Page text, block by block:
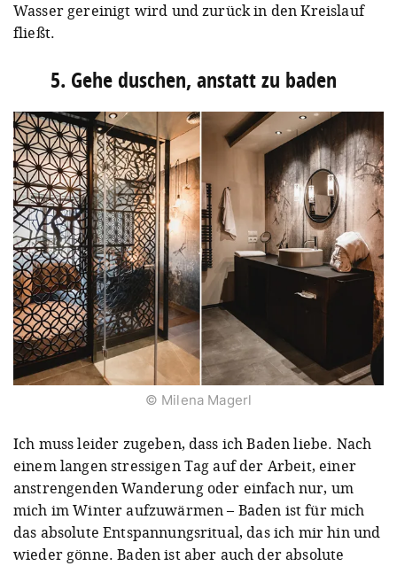
Wasser gereinigt wird und zurück in den Kreislauf
fließt.
5. Gehe duschen, anstatt zu baden ⁠
© Milena Magerl
Ich muss leider zugeben, dass ich Baden liebe. Nach
einem langen stressigen Tag auf der Arbeit, einer
anstrengenden Wanderung oder einfach nur, um
mich im Winter aufzuwärmen – Baden ist für mich
das absolute Entspannungsritual, das ich mir hin und
wieder gönne. Baden ist aber auch der absolute